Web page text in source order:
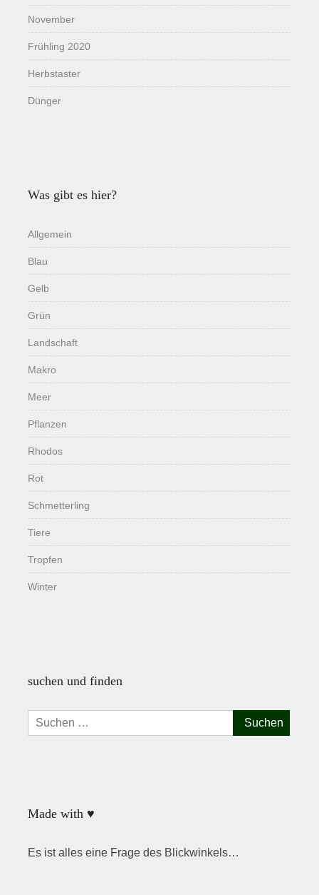
November
Frühling 2020
Herbstaster
Dünger
Was gibt es hier?
Allgemein
Blau
Gelb
Grün
Landschaft
Makro
Meer
Pflanzen
Rhodos
Rot
Schmetterling
Tiere
Tropfen
Winter
suchen und finden
Suchen
nach:
Made with ♥
Es ist alles eine Frage des Blickwinkels…